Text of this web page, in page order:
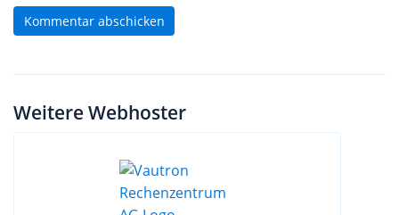
Kommentar abschicken
Weitere Webhoster